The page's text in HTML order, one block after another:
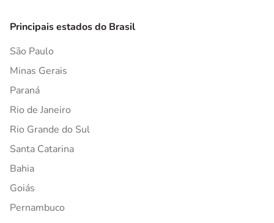
Principais estados do Brasil
São Paulo
Minas Gerais
Paraná
Rio de Janeiro
Rio Grande do Sul
Santa Catarina
Bahia
Goiás
Pernambuco